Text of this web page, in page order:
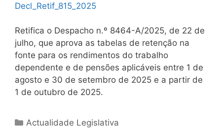
Decl_Retif_815_2025
Retifica o Despacho n.º 8464-A/2025, de 22 de
julho, que aprova as tabelas de retenção na
fonte para os rendimentos do trabalho
dependente e de pensões aplicáveis entre 1 de
agosto e 30 de setembro de 2025 e a partir de
1 de outubro de 2025.
Categorias
Actualidade Legislativa